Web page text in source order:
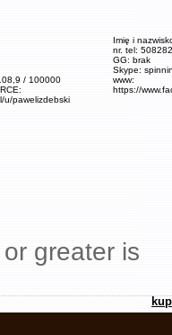
/ 100000
u/pawelizdebski
Imię i
nr. tel:
GG: brak
Skype:
www:
https://
greater is